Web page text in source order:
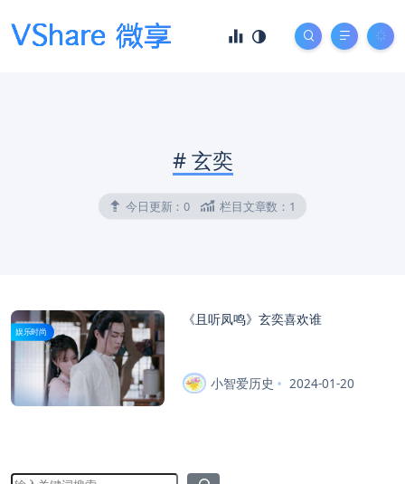
#玄奕
今日更新：0 栏目文章数： 1
娱乐时尚
《且听凤鸣》玄奕喜欢谁
小智爱历史 2024-01-20